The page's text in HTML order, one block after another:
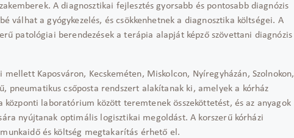
A diagnosztikai fejlesztés gyorsabb és pontosabb diagnózis
válhat a gyógykezelés, és csökkenhetnek a diagnosztika költségei. A
patológiai berendezések a terápia alapját képző szövettani diagnózis
Kaposváron, Kecskeméten, Miskolcon, Nyíregyházán, Szolnokon,
pneumatikus csőposta rendszert alakítanak ki, amelyek a kórház
központi laboratórium között teremtenek összeköttetést, és az anyagok
nyújtanak optimális logisztikai megoldást. A korszerű kórházi
és költség megtakarítás érhető el.